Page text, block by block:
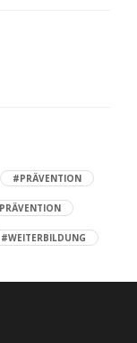
#PRÄVENTION
#WEITERBILDUNG